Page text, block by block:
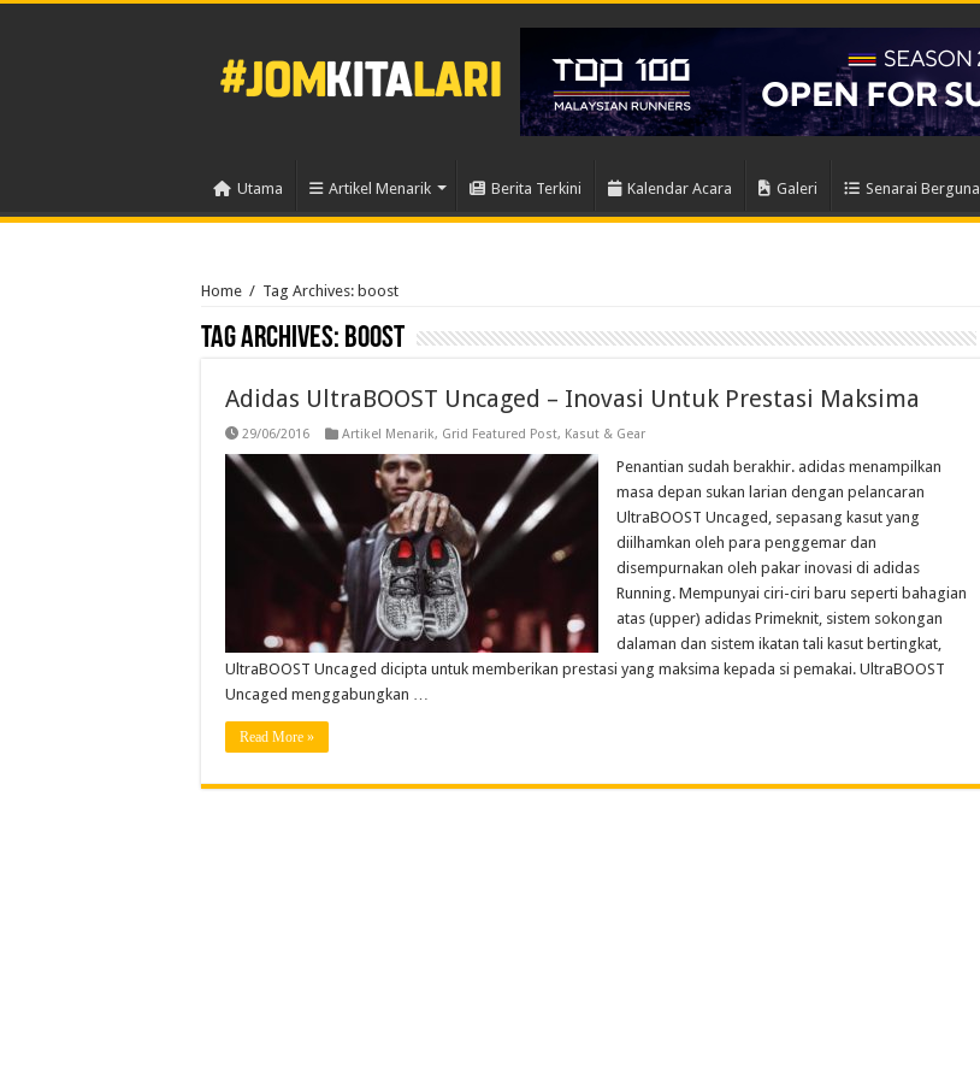
Utama Artikel Menarik Berita Terkini Kalendar Acara Galeri Senarai Berguna
Home / Tag Archives: boost
Tag Archives: boost
Adidas UltraBOOST Uncaged – Inovasi Untuk Prestasi Maksima
29/06/2016 Artikel Menarik, Grid Featured Post, Kasut & Gear
Penantian sudah berakhir. adidas menampilkan
masa depan sukan larian dengan pelancaran
UltraBOOST Uncaged, sepasang kasut yang
diilhamkan oleh para penggemar dan
disempurnakan oleh pakar inovasi di adidas
Running. Mempunyai ciri-ciri baru seperti bahagian
atas (upper) adidas Primeknit, sistem sokongan
dalaman dan sistem ikatan tali kasut bertingkat,
UltraBOOST Uncaged dicipta untuk memberikan prestasi yang maksima kepada si pemakai. UltraBOOST
Uncaged menggabungkan …
Read More »